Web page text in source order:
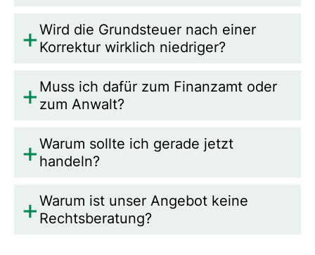
Wird die Grundsteuer nach einer
Korrektur wirklich niedriger?
Muss ich dafür zum Finanzamt oder
zum Anwalt?
Warum sollte ich gerade jetzt
handeln?
Warum ist unser Angebot keine
Rechtsberatung?